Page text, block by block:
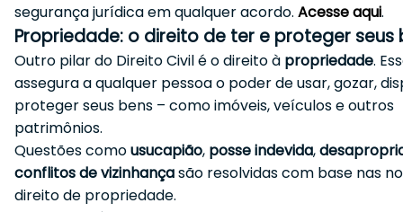
segurança jurídica em qualquer acordo. Acesse aqui.
Propriedade: o direito de ter e proteger seus
Outro pilar do Direito Civil é o direito à propriedade.
assegura a qualquer pessoa o poder de usar, gozar,
proteger seus bens – como imóveis, veículos e outros
patrimônios.
Questões comousucapião, posse indevida,
conflitos de vizinhançasão resolvidas com base nas
direito de propriedade.